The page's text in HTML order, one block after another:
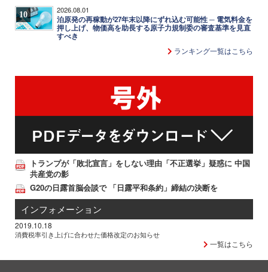
10 2026.08.01
泊原発の再稼動が27年末以降にずれ込む可能性 ─ 電気料金を
押し上げ、物価高を助長する原子力規制委の審査基準を見直
すべき
ランキング一覧はこちら
トランプが「敗北宣言」をしない理由「不正選挙」疑惑に 中国
共産党の影
G20の日露首脳会談で 「日露平和条約」締結の決断を
インフォメーション
2019.10.18
消費税率引き上げに合わせた価格改定のお知らせ
一覧はこちら